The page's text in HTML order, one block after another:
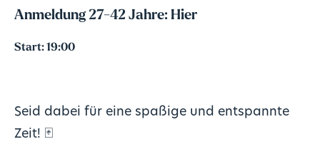
Anmeldung 27-42 Jahre: Hier
Start: 19:00
Seid dabei für eine spaßige und entspannte
Zeit! 🃏